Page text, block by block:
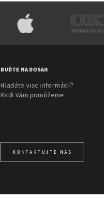
BUĎTE NA DOSAH
Hľadáte viac informácií?
Radi Vám pomôžeme
KONTAKTUJTE NÁS